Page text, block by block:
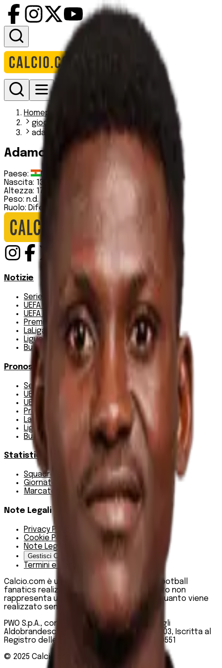
Homepage
giocatori
adamou ibrahim djibo
Adamou Ibrahim Djibo
Paese:
Niger
Nascita: 13 08 1998
Altezza: 178 cm
Peso: n.d.
Ruolo: Difensore
Notizie
Serie A
UEFA Champions League Teams
UEFA Europa League Teams
Premier League
LaLiga
Ligue 1
Bundesliga
Pronostici
Serie A
UEFA Champions League Teams
UEFA Europa League Teams
Premier League
LaLiga
Ligue 1
Bundesliga
Statistiche
Squadre e classifica
Giornate
Marcatori
Note Legali
Privacy Policy
Cookie Policy
Note Legali
Gestisci Cookie
Termini e condizioni
Calcio.com è un innovativo data hub per football
fanatics realizzato da PWO SpA. Questo sito non
rappresenta una testata giornalistica, in quanto viene
realizzato senza alcuna periodicità.
PWO S.p.A., con sede legale in Roma, Via degli
Aldobrandeschi n. 300, C.F. e P.IVA 13747301003, Iscritta al
Registro delle Imprese di Roma n. R.E.A 1470551
© 2025 Calcio.com